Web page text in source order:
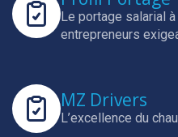
Le portage salarial
entrepreneurs
MZ Drivers
L’excellence du